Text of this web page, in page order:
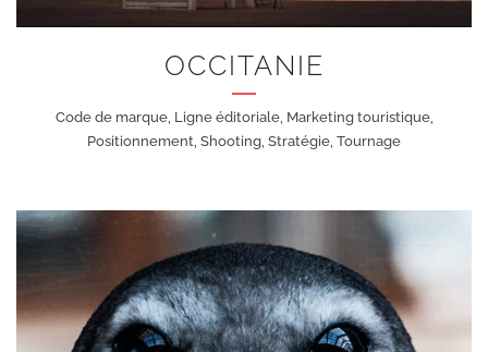
OCCITANIE
Code de marque, Ligne éditoriale, Marketing touristique,
Positionnement, Shooting, Stratégie, Tournage